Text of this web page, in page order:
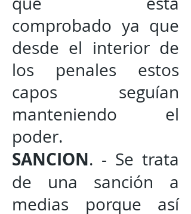
comprobado ya que
desde el interior de
los penales estos
capos seguían
manteniendo el
poder.
SANCION. - Se trata
de una sanción a
medias porque así